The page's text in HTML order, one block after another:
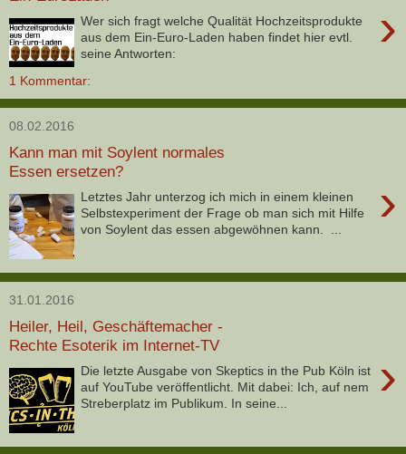
›
Wer sich fragt welche Qualität Hochzeitsprodukte
aus dem Ein-Euro-Laden haben findet hier evtl.
seine Antworten:
1 Kommentar:
08.02.2016
Kann man mit Soylent normales
Essen ersetzen?
›
Letztes Jahr unterzog ich mich in einem kleinen
Selbstexperiment der Frage ob man sich mit Hilfe
von Soylent das essen abgewöhnen kann. ...
31.01.2016
Heiler, Heil, Geschäftemacher -
Rechte Esoterik im Internet-TV
›
Die letzte Ausgabe von Skeptics in the Pub Köln ist
auf YouTube veröffentlicht. Mit dabei: Ich, auf nem
Streberplatz im Publikum. In seine...